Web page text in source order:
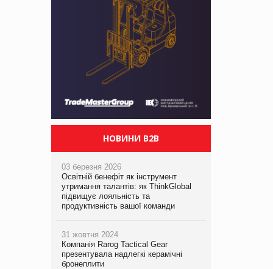
НОВИНИ B2B
03 березня 2026
Освітній бенефіт як інструмент
утримання талантів: як ThinkGlobal
підвищує лояльність та
продуктивність вашої команди
31 жовтня 2024
Компанія Rarog Tactical Gear
презентувала надлегкі керамічні
бронеплити